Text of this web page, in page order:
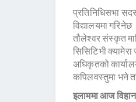
प्रतिनिधिसभा
विद्यालयमा
तौलेश्वर संस्कृत
सिसिटिभी
अधिकृतको
कपिलवस्तुमा भने
इलाममा आज